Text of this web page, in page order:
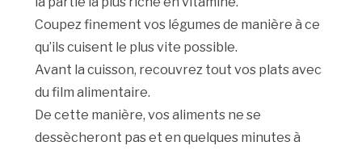
Coupez finement vos légumes de manière à ce
qu’ils cuisent le plus vite possible.
Avant la cuisson, recouvrez tout vos plats avec
du film alimentaire.
De cette manière, vos aliments ne se
dessècheront pas et en quelques minutes à